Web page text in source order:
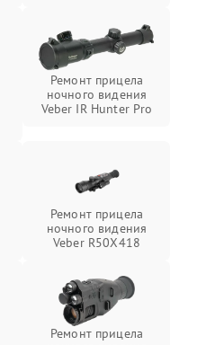
Ремонт прицела
ночного видения
Veber IR Hunter Pro
Ремонт прицела
ночного видения
Veber R50X418
Ремонт прицела